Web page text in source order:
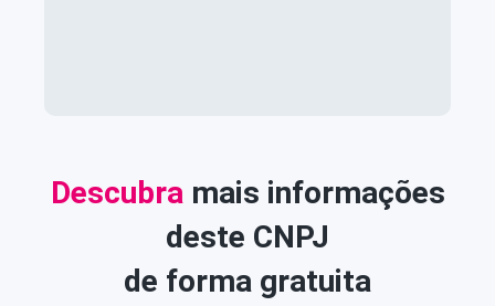
Descubra mais informações
deste CNPJ
de forma gratuita